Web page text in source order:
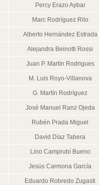
Percy Erazo Aybar
Marc Rodríguez Rilo
Alberto Hernández Estrada
Alejandra Beinotti Rossi
Juan P. Martín Rodrigues
M. Luis Royo-Villanova
G. Martín Rodríguez
José Manuel Ranz Ojeda
Rubén Prada Miguel
David Díaz Tabera
Lino Camprubí Bueno
Jesús Carmona García
Eduardo Robredo Zugasti